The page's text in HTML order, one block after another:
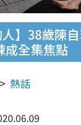
人】38歲陳
成全集焦點
熱話